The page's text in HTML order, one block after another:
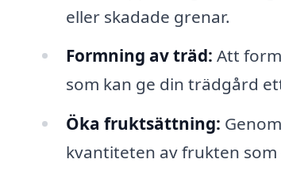
eller skadade grenar.
Formning av träd: Att
som kan ge din trädgård
Öka fruktsättning:
kvantiteten av frukten som